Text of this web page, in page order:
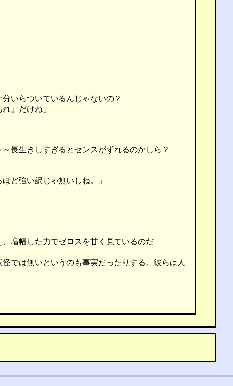
いらついているんじゃないの？
』だけね」
長生きしすぎるとセンスがずれるのかしら？
ど強い訳じゃ無いしね。」
増幅した力でゼロスを甘く見ているのだ
では無いというのも事実だったりする。彼らは人